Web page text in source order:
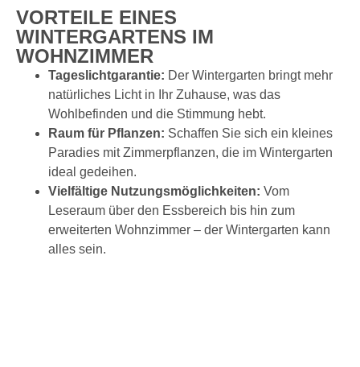
VORTEILE EINES
WINTERGARTENS IM
WOHNZIMMER
Tageslichtgarantie: Der Wintergarten bringt mehr
natürliches Licht in Ihr Zuhause, was das
Wohlbefinden und die Stimmung hebt.
Raum für Pflanzen: Schaffen Sie sich ein kleines
Paradies mit Zimmerpflanzen, die im Wintergarten
ideal gedeihen.
Vielfältige Nutzungsmöglichkeiten: Vom
Leseraum über den Essbereich bis hin zum
erweiterten Wohnzimmer – der Wintergarten kann
alles sein.